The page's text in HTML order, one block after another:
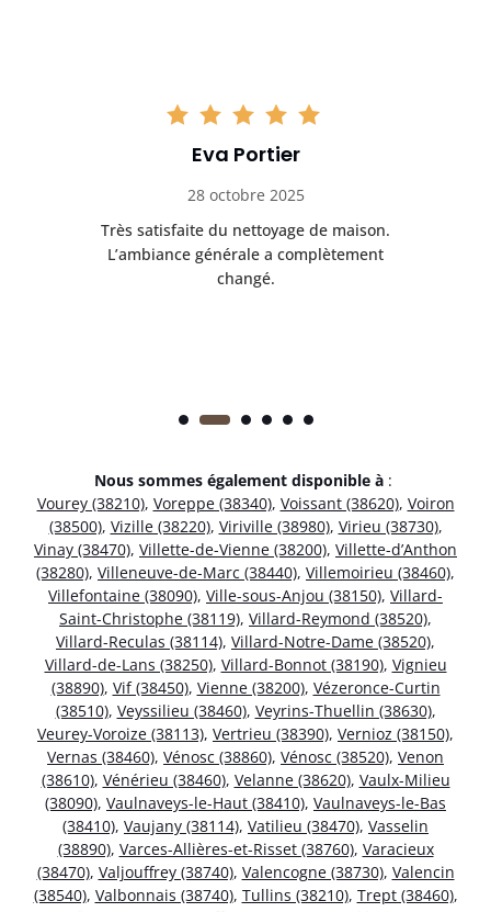
Eva Portier
28 octobre 2025
Très satisfaite du nettoyage de maison.
L’ambiance générale a complètement
changé.
Nous sommes également disponible à :
Vourey (38210), Voreppe (38340), Voissant (38620), Voiron
(38500), Vizille (38220), Viriville (38980), Virieu (38730),
Vinay (38470), Villette-de-Vienne (38200), Villette-d’Anthon
(38280), Villeneuve-de-Marc (38440), Villemoirieu (38460),
Villefontaine (38090), Ville-sous-Anjou (38150), Villard-
Saint-Christophe (38119), Villard-Reymond (38520),
Villard-Reculas (38114), Villard-Notre-Dame (38520),
Villard-de-Lans (38250), Villard-Bonnot (38190), Vignieu
(38890), Vif (38450), Vienne (38200), Vézeronce-Curtin
(38510), Veyssilieu (38460), Veyrins-Thuellin (38630),
Veurey-Voroize (38113), Vertrieu (38390), Vernioz (38150),
Vernas (38460), Vénosc (38860), Vénosc (38520), Venon
(38610), Vénérieu (38460), Velanne (38620), Vaulx-Milieu
(38090), Vaulnaveys-le-Haut (38410), Vaulnaveys-le-Bas
(38410), Vaujany (38114), Vatilieu (38470), Vasselin
(38890), Varces-Allières-et-Risset (38760), Varacieux
(38470), Valjouffrey (38740), Valencogne (38730), Valencin
(38540), Valbonnais (38740), Tullins (38210), Trept (38460),